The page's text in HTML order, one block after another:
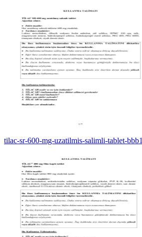
tilac-sr-600-mg-uzatilmis-salimli-tablet-bbb1